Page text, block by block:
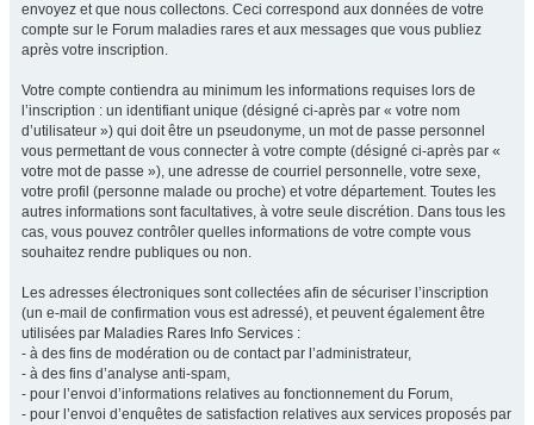
envoyez et que nous collectons. Ceci correspond aux données de votre
compte sur le Forum maladies rares et aux messages que vous publiez
après votre inscription.
Votre compte contiendra au minimum les informations requises lors de
l’inscription : un identifiant unique (désigné ci-après par « votre nom
d’utilisateur ») qui doit être un pseudonyme, un mot de passe personnel
vous permettant de vous connecter à votre compte (désigné ci-après par «
votre mot de passe »), une adresse de courriel personnelle, votre sexe,
votre profil (personne malade ou proche) et votre département. Toutes les
autres informations sont facultatives, à votre seule discrétion. Dans tous les
cas, vous pouvez contrôler quelles informations de votre compte vous
souhaitez rendre publiques ou non.
Les adresses électroniques sont collectées afin de sécuriser l’inscription
(un e-mail de confirmation vous est adressé), et peuvent également être
utilisées par Maladies Rares Info Services :
- à des fins de modération ou de contact par l’administrateur,
- à des fins d’analyse anti-spam,
- pour l’envoi d’informations relatives au fonctionnement du Forum,
- pour l’envoi d’enquêtes de satisfaction relatives aux services proposés par